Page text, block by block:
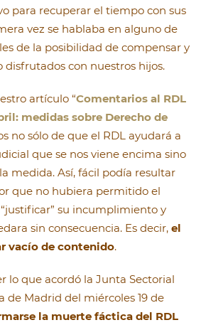
para recuperar el tiempo con sus
vez se hablaba en alguno de
de la posibilidad de compensar y
disfrutados con nuestros hijos.
artículo “Comentarios al RDL
medidas sobre Derecho de
no sólo de que el RDL ayudará a
que se nos viene encima sino
medida. Así, fácil podía resultar
que no hubiera permitido el
su incumplimiento y
sin consecuencia. Es decir, el
vacío de contenido.
lo que acordó la Junta Sectorial
de Madrid del miércoles 19 de
la muerte fáctica del RDL